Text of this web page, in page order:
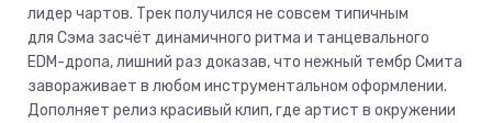
лидер чартов. Трек получился не совсем типичным
для Сэма засчёт динамичного ритма и танцевального
ЕDM-дропа, лишний раз доказав, что нежный тембр Смита
завораживает в любом инструментальном оформлении.
Дополняет релиз красивый клип, где артист в окружении